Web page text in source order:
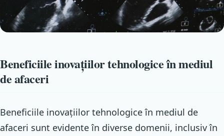
Beneficiile inovațiilor tehnologice în mediul
de afaceri
Beneficiile inovațiilor tehnologice în mediul de
afaceri sunt evidente în diverse domenii, inclusiv în